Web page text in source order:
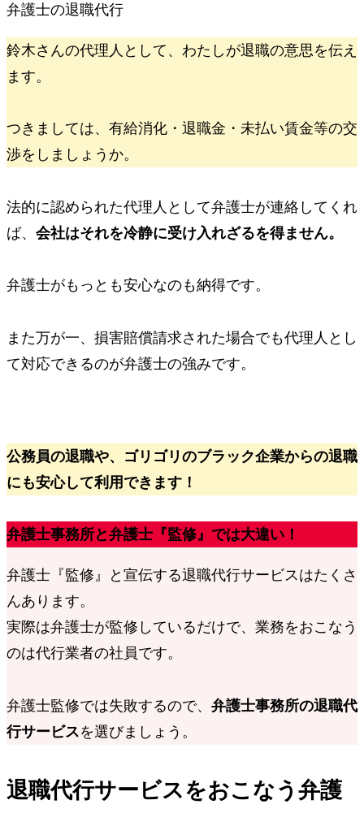
弁護士の退職代行
鈴木さんの代理人として、わたしが退職の意思を伝え
ます。
つきましては、有給消化・退職金・未払い賃金等の交
渉をしましょうか。
法的に認められた代理人として弁護士が連絡してくれ
ば、 会社はそれを冷静に受け入れざるを得ません。
弁護士がもっとも安心なのも納得です。
また万が一、 損害賠償請求された場合でも代理人とし
て対応できるのが弁護士の強みです。
公務員の退職や、ゴリゴリのブラック企業からの退職
にも安心して利用できます！
弁護士事務所と弁護士『監修』では大違い！
弁護士『監修』と宣伝する退職代行サービスはたくさ
んあります。
実際は弁護士が監修しているだけで、 業務をおこなう
のは代行業者の社員です。
弁護士監修では失敗するので、 弁護士事務所の退職代
行サービスを選びましょう。
退職代行サービスをおこなう弁護